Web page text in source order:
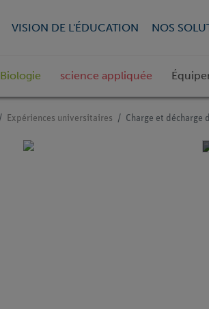
VISION DE L'ÉDUCATION NOS
Biologie science appliquée
Expériences universitaires Charge et décharge